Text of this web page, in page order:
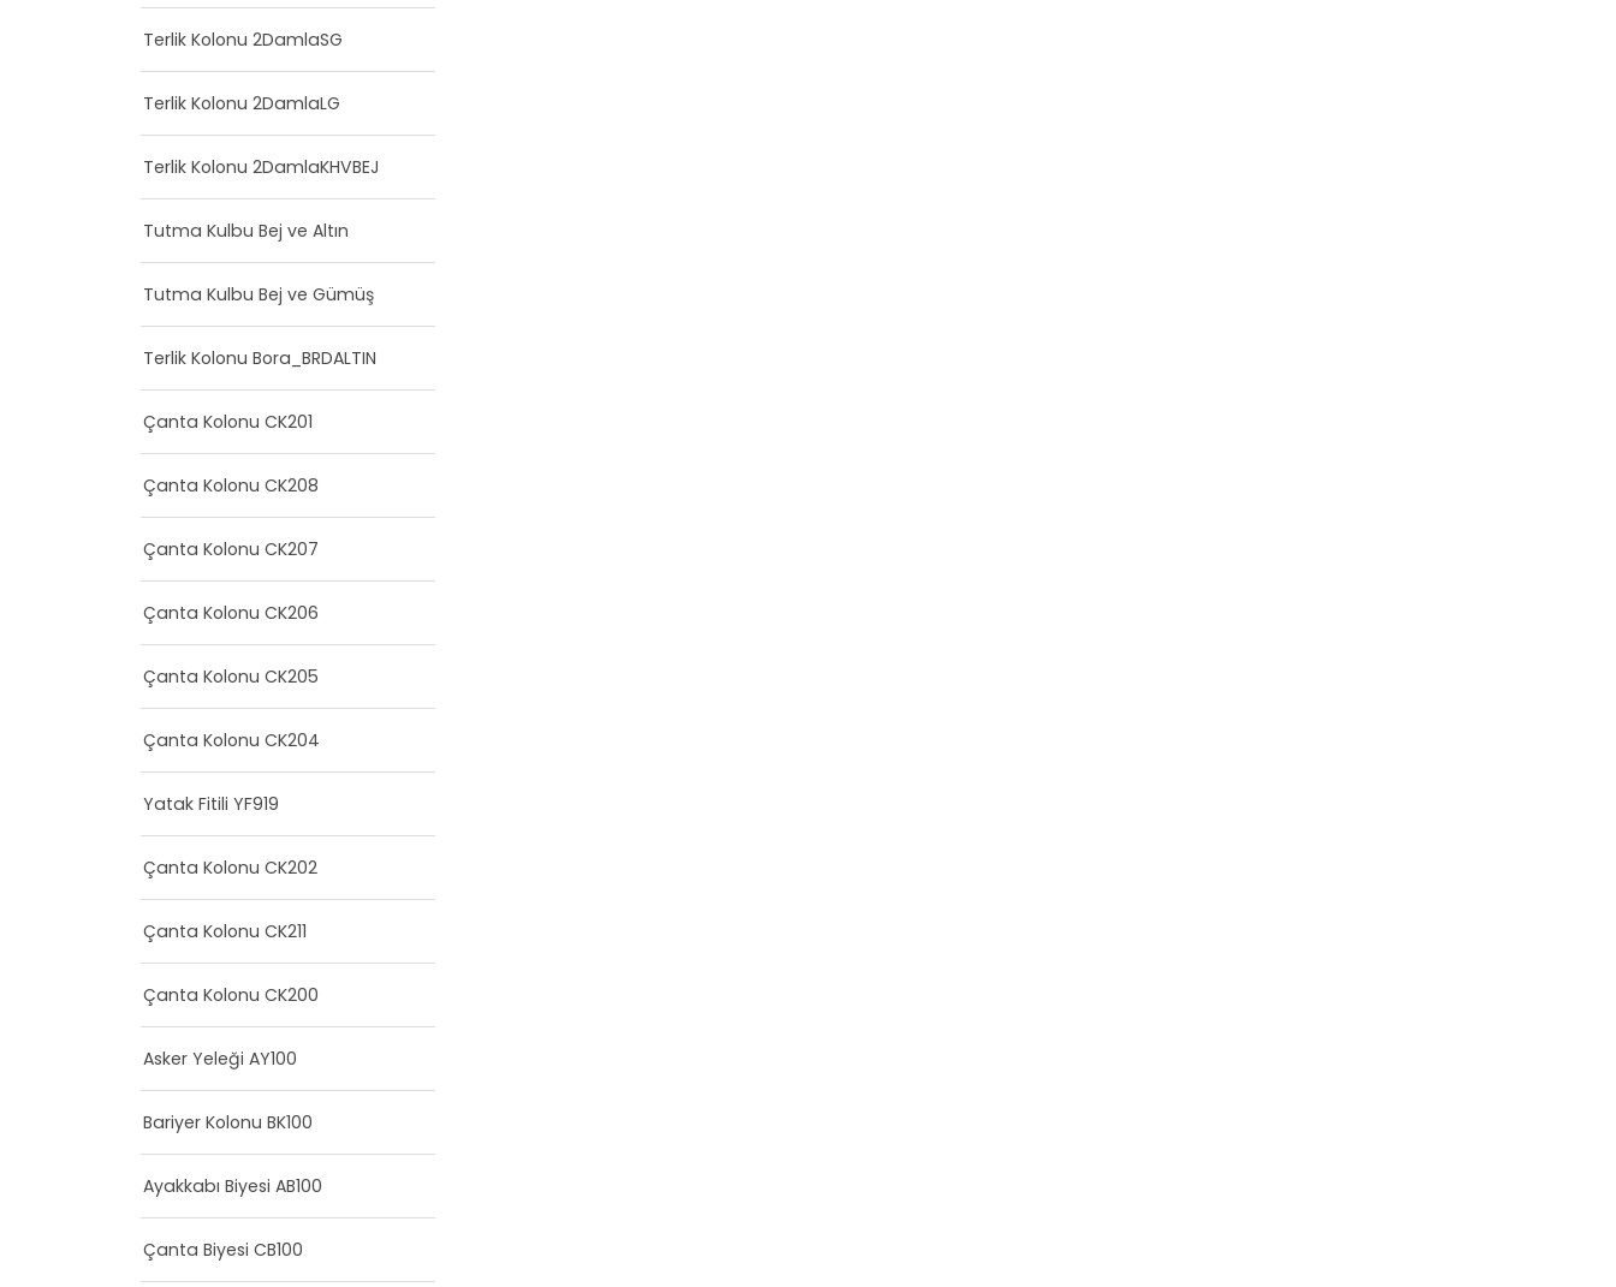
Terlik Kolonu 2DamlaSG
Terlik Kolonu 2DamlaLG
Terlik Kolonu 2DamlaKHVBEJ
Tutma Kulbu Bej ve Altın
Tutma Kulbu Bej ve Gümüş
Terlik Kolonu Bora_BRDALTIN
Çanta Kolonu CK201
Çanta Kolonu CK208
Çanta Kolonu CK207
Çanta Kolonu CK206
Çanta Kolonu CK205
Çanta Kolonu CK204
Yatak Fitili YF919
Çanta Kolonu CK202
Çanta Kolonu CK211
Çanta Kolonu CK200
Asker Yeleği AY100
Bariyer Kolonu BK100
Ayakkabı Biyesi AB100
Çanta Biyesi CB100